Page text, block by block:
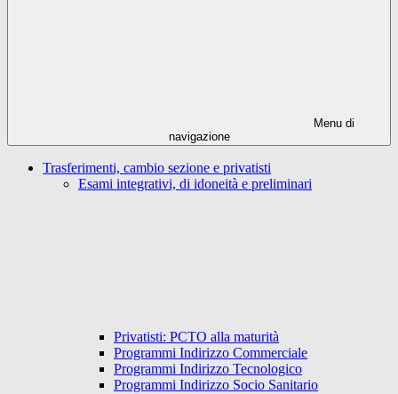
Menu di
navigazione
Trasferimenti, cambio sezione e privatisti
Esami integrativi, di idoneità e preliminari
Privatisti: PCTO alla maturità
Programmi Indirizzo Commerciale
Programmi Indirizzo Tecnologico
Programmi Indirizzo Socio Sanitario